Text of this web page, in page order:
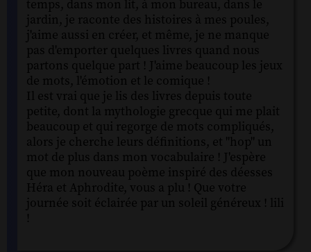
temps, dans mon lit, à mon bureau, dans le
jardin, je raconte des histoires à mes poules,
j'aime aussi en créer, et même, je ne manque
pas d'emporter quelques livres quand nous
partons quelque part ! J'aime beaucoup les jeux
de mots, l'émotion et le comique !
Il est vrai que je lis des livres depuis toute
petite, dont la mythologie grecque qui me plait
beaucoup et qui regorge de mots compliqués,
alors je cherche leurs définitions, et "hop" un
mot de plus dans mon vocabulaire ! J'espère
que mon nouveau poème inspiré des déesses
Héra et Aphrodite, vous a plu ! Que votre
journée soit éclairée par un soleil généreux ! lili
!